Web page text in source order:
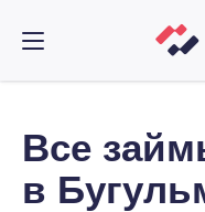
Все
в